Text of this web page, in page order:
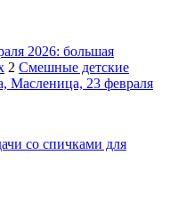
2026: большая
2 Смешные детские
Масленица, 23 февраля
со спичками для